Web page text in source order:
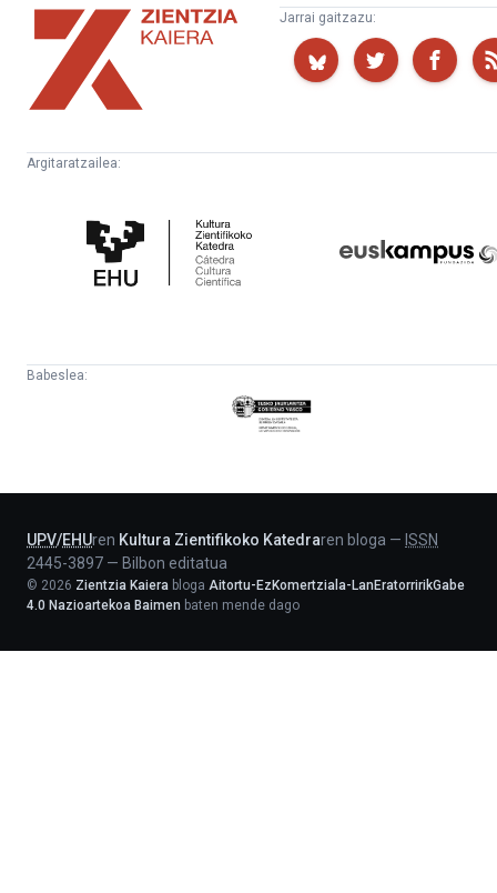
Zientzia
Kaiera
Jarrai gaitzazu:
Argitaratzailea:
Zientifikoko
Katedra
Babeslea:
Eusko
Jaurlaritza
UPV/EHUren Kultura Zientifikoko Katedraren bloga — ISSN
2445-3897 — Bilbon editatua
© 2026 Zientzia Kaiera bloga Aitortu-EzKomertziala-LanEratorririkGabe
4.0 Nazioartekoa Baimen baten mende dago